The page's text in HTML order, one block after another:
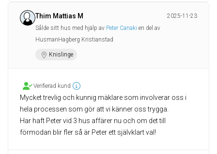
Thim Mattias M
2025-11-23
Sålde sitt hus med hjälp av Peter Canaki en del av
HusmanHagberg Kristianstad
Knislinge
Verifierad kund
Mycket trevlig och kunnig mäklare som involverar oss i
hela processen som gör att vi känner oss trygga.
Har haft Peter vid 3 hus affärer nu och om det till
förmodan blir fler så är Peter ett självklart val!